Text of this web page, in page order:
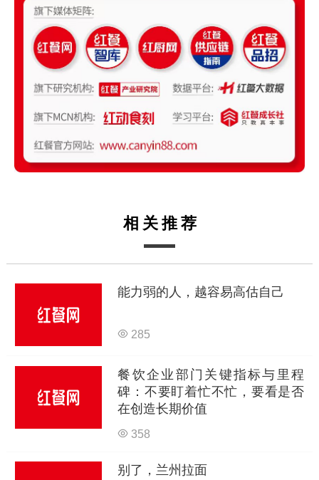
相关推荐
能力弱的人，越容易高估自己
285
餐饮企业部门关键指标与里程
碑：不要盯着忙不忙，要看是否
在创造长期价值
358
别了，兰州拉面